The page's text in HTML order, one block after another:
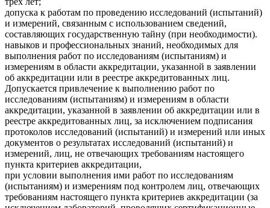
допуска к работам по проведению исследований (испытаний)
и измерений, связанным с использованием сведений,
составляющих государственную тайну (при необходимости).
навыков и профессиональных знаний, необходимых для
выполнения работ по исследованиям (испытаниям) и
измерениям в области аккредитации, указанной в заявлении
об аккредитации или в реестре аккредитованных лиц.
Допускается привлечение к выполнению работ по
исследованиям (испытаниям) и измерениям в области
аккредитации, указанной в заявлении об аккредитации или в
реестре аккредитованных лиц, за исключением подписания
протоколов исследований (испытаний) и измерений или иных
документов о результатах исследований (испытаний) и
измерений, лиц, не отвечающих требованиям настоящего
пункта критериев аккредитации,
при условии выполнения ими работ по исследованиям
(испытаниям) и измерениям под контролем лиц, отвечающих
требованиям настоящего пункта критериев аккредитации (за